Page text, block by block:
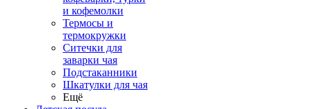
и кофемолки
Термосы и
термокружки
Ситечки для
заварки чая
Подстаканники
Шкатулки для чая
Ещё